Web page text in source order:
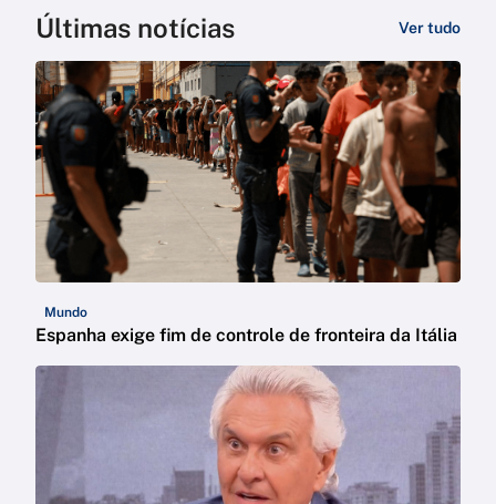
Últimas notícias Ver tudo
Mundo
Espanha exige fim de controle de fronteira da Itália